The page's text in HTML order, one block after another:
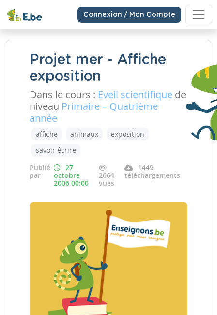
Connexion / Mon Compte
Projet mer - Affiche
exposition
Dans le cours : Eveil scientifique de
niveau Primaire – Quatrième
année
affiche animaux
exposition
savoir écrire
Publié
par
27
octobre
2006 00:00
2664
vues
1449
téléchargements